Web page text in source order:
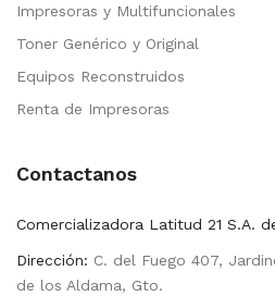
Impresoras y Multifuncionales
Toner Genérico y Original
Equipos Reconstruidos
Renta de Impresoras
Contactanos
Comercializadora Latitud 21 S.A.
Dirección: C. del Fuego 407,
de los Aldama, Gto.